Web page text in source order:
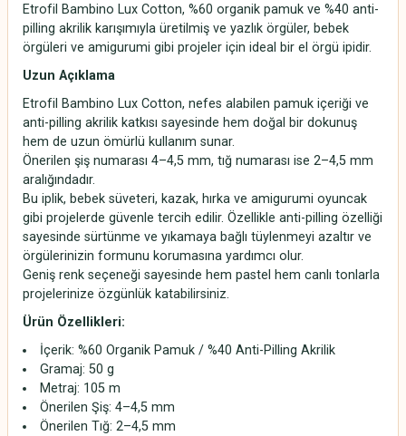
Etrofil Bambino Lux Cotton, %60 organik pamuk ve %40 anti-
pilling akrilik karışımıyla üretilmiş ve yazlık örgüler, bebek
örgüleri ve amigurumi gibi projeler için ideal bir el örgü ipidir.
Uzun Açıklama
Etrofil Bambino Lux Cotton, nefes alabilen pamuk içeriği ve
anti-pilling akrilik katkısı sayesinde hem doğal bir dokunuş
hem de uzun ömürlü kullanım sunar.
Önerilen şiş numarası 4–4,5 mm, tığ numarası ise 2–4,5 mm
aralığındadır.
Bu iplik, bebek süveteri, kazak, hırka ve amigurumi oyuncak
gibi projelerde güvenle tercih edilir. Özellikle anti-pilling özelliği
sayesinde sürtünme ve yıkamaya bağlı tüylenmeyi azaltır ve
örgülerinizin formunu korumasına yardımcı olur.
Geniş renk seçeneği sayesinde hem pastel hem canlı tonlarla
projelerinize özgünlük katabilirsiniz.
Ürün Özellikleri:
İçerik: %60 Organik Pamuk / %40 Anti-Pilling Akrilik
Gramaj: 50 g
Metraj: 105 m
Önerilen Şiş: 4–4,5 mm
Önerilen Tığ: 2–4,5 mm